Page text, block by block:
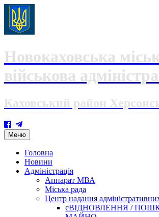
Новокаховська
військова
Каховський район
Меню Skip
to
content
Головна
Новини
Адміністрація
Аппарат МВА
Міська рада
Центр надання
єВІДНОВЛЕННЯ /